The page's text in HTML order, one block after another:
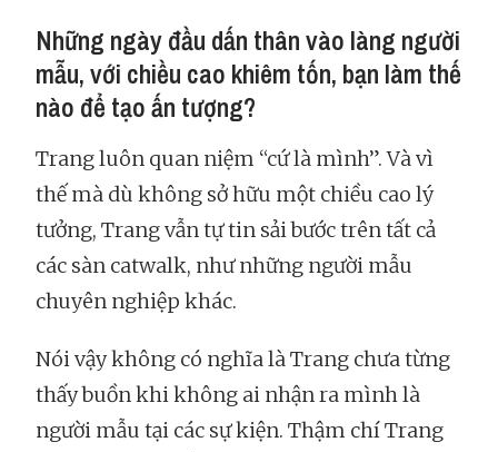
Những ngày đầu dấn thân vào làng người
mẫu, với chiều cao khiêm tốn, bạn làm thế
nào để tạo ấn tượng?
Trang luôn quan niệm “cứ là mình”. Và vì
thế mà dù không sở hữu một chiều cao lý
tưởng, Trang vẫn tự tin sải bước trên tất cả
các sàn catwalk, như những người mẫu
chuyên nghiệp khác.
Nói vậy không có nghĩa là Trang chưa từng
thấy buồn khi không ai nhận ra mình là
người mẫu tại các sự kiện. Thậm chí Trang